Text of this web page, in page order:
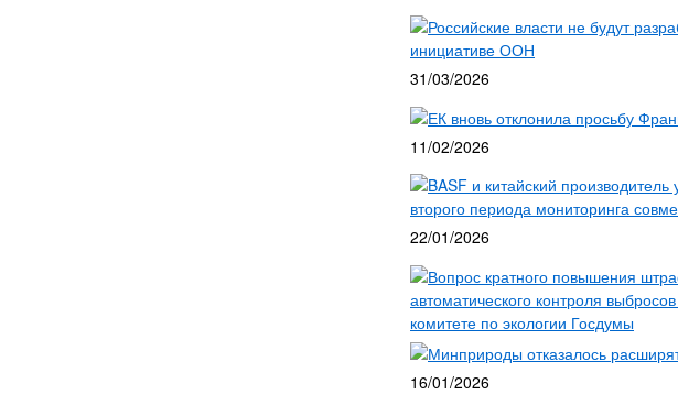
Российские власти не будут
инициативе ООН
31/03/2026
ЕК вновь отклонила просьбу
11/02/2026
BASF и китайский
второго периода мониторинга
22/01/2026
Вопрос кратного повышения
автоматического контроля
комитете по экологии Госдумы
Минприроды отказалось
16/01/2026